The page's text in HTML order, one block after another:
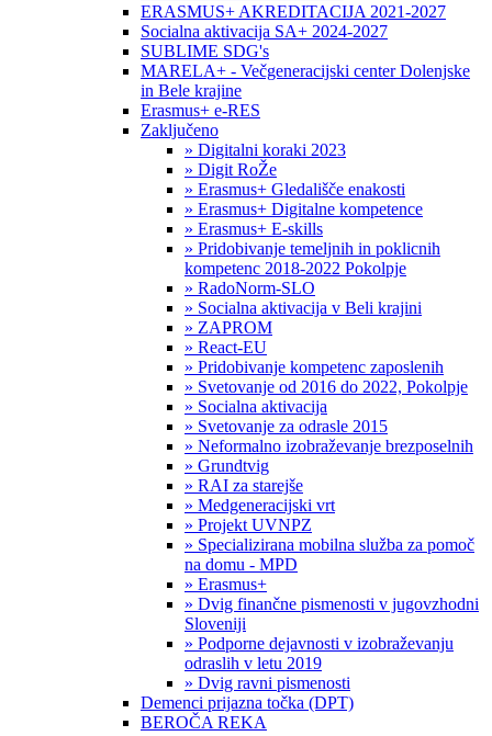
ERASMUS+ AKREDITACIJA 2021-2027
Socialna aktivacija SA+ 2024-2027
SUBLIME SDG's
MARELA+ - Večgeneracijski center Dolenjske
in Bele krajine
Erasmus+ e-RES
Zaključeno
» Digitalni koraki 2023
» Digit RoŽe
» Erasmus+ Gledališče enakosti
» Erasmus+ Digitalne kompetence
» Erasmus+ E-skills
» Pridobivanje temeljnih in poklicnih
kompetenc 2018-2022 Pokolpje
» RadoNorm-SLO
» Socialna aktivacija v Beli krajini
» ZAPROM
» React-EU
» Pridobivanje kompetenc zaposlenih
» Svetovanje od 2016 do 2022, Pokolpje
» Socialna aktivacija
» Svetovanje za odrasle 2015
» Neformalno izobraževanje brezposelnih
» Grundtvig
» RAI za starejše
» Medgeneracijski vrt
» Projekt UVNPZ
» Specializirana mobilna služba za pomoč
na domu - MPD
» Erasmus+
» Dvig finančne pismenosti v jugovzhodni
Sloveniji
» Podporne dejavnosti v izobraževanju
odraslih v letu 2019
» Dvig ravni pismenosti
Demenci prijazna točka (DPT)
BEROČA REKA